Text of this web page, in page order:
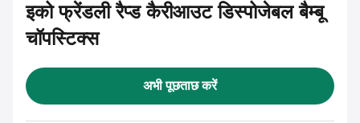
इको फ्रेंडली रैप्ड कैरीआउट डिस्पोजेबल बैम्बू
चॉपस्टिक्स
अभी पूछताछ करें